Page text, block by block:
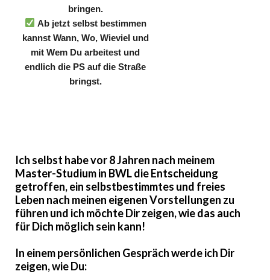
bringen.
Ab jetzt selbst bestimmen
kannst Wann, Wo, Wieviel und
mit Wem Du arbeitest und
endlich die PS auf die Straße
bringst.
Ich selbst habe vor 8 Jahren nach meinem
Master-Studium in BWL die Entscheidung
getroffen, ein selbstbestimmtes und freies
Leben nach meinen eigenen Vorstellungen zu
führen und ich möchte Dir zeigen, wie das auch
für Dich möglich sein kann!
In einem persönlichen Gespräch werde ich Dir
zeigen, wie Du: